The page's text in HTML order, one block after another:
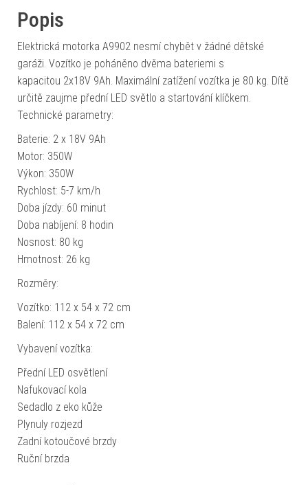
Popis
Elektrická motorka A9902 nesmí chybět v žádné dětské
garáži. Vozítko je poháněno dvěma bateriemi s
kapacitou 2x18V 9Ah. Maximální zatížení vozítka je 80 kg. Dítě
určitě zaujme přední LED světlo a startování klíčkem.
Technické parametry:
Baterie: 2 x 18V 9Ah
Motor: 350W
Výkon: 350W
Rychlost: 5-7 km/h
Doba jízdy: 60 minut
Doba nabíjení: 8 hodin
Nosnost: 80 kg
Hmotnost: 26 kg
Rozměry:
Vozítko: 112 x 54 x 72 cm
Balení: 112 x 54 x 72 cm
Vybavení vozítka:
Přední LED osvětlení
Nafukovací kola
Sedadlo z eko kůže
Plynuly rozjezd
Zadní kotoučové brzdy
Ruční brzda